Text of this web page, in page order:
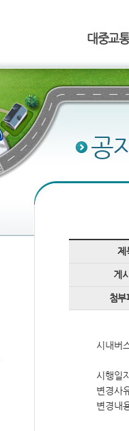
대중교
공
제
게
첨부
시내버
시행일
변경사
변경내